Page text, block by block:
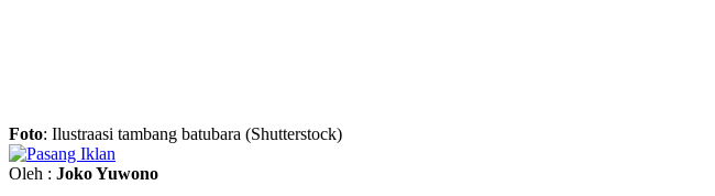
Foto: Ilustraasi tambang batubara (Shutterstock)
Oleh : Joko Yuwono